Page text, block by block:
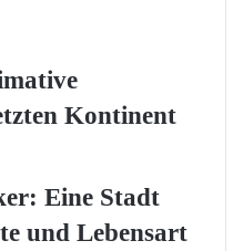
Kontinent
Eine Stadt
und Lebensart